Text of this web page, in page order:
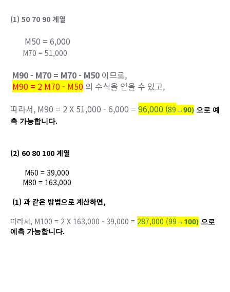
(1) 50 70 90 계열
M50 = 6,000
M70 = 51,000
M90 - M70 = M70 - M50 이므로,
M90 = 2 M70 - M50 의 수식을 얻을 수 있고,
따라서, M90 = 2 X 51,000 - 6,000 = 96,000 (89→90) 으로 예
측 가능합니다.
(2) 60 80 100 계열
M60 = 39,000
M80 = 163,000
(1) 과 같은 방법으로 계산하면,
따라서, M100 = 2 X 163,000 - 39,000 = 287,000 (99→100) 으로
예측 가능합니다.